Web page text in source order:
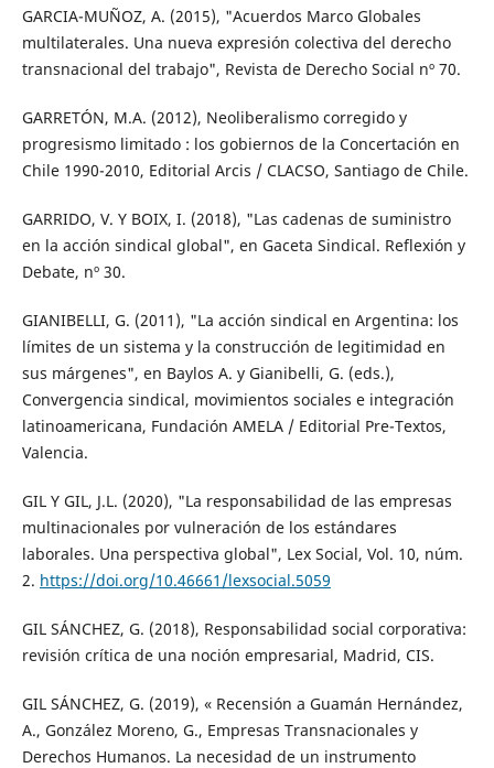
GARCIA-MUÑOZ, A. (2015), "Acuerdos Marco Globales
multilaterales. Una nueva expresión colectiva del derecho
transnacional del trabajo", Revista de Derecho Social nº 70.
GARRETÓN, M.A. (2012), Neoliberalismo corregido y
progresismo limitado : los gobiernos de la Concertación en
Chile 1990-2010, Editorial Arcis / CLACSO, Santiago de Chile.
GARRIDO, V. Y BOIX, I. (2018), "Las cadenas de suministro
en la acción sindical global", en Gaceta Sindical. Reflexión y
Debate, nº 30.
GIANIBELLI, G. (2011), "La acción sindical en Argentina: los
límites de un sistema y la construcción de legitimidad en
sus márgenes", en Baylos A. y Gianibelli, G. (eds.),
Convergencia sindical, movimientos sociales e integración
latinoamericana, Fundación AMELA / Editorial Pre-Textos,
Valencia.
GIL Y GIL, J.L. (2020), "La responsabilidad de las empresas
multinacionales por vulneración de los estándares
laborales. Una perspectiva global", Lex Social, Vol. 10, núm.
2. https://doi.org/10.46661/lexsocial.5059
GIL SÁNCHEZ, G. (2018), Responsabilidad social corporativa:
revisión crítica de una noción empresarial, Madrid, CIS.
GIL SÁNCHEZ, G. (2019), « Recensión a Guamán Hernández,
A., González Moreno, G., Empresas Transnacionales y
Derechos Humanos. La necesidad de un instrumento